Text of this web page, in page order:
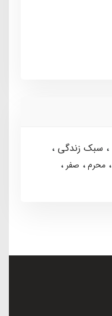
سبک زندگی
محرم
صفر